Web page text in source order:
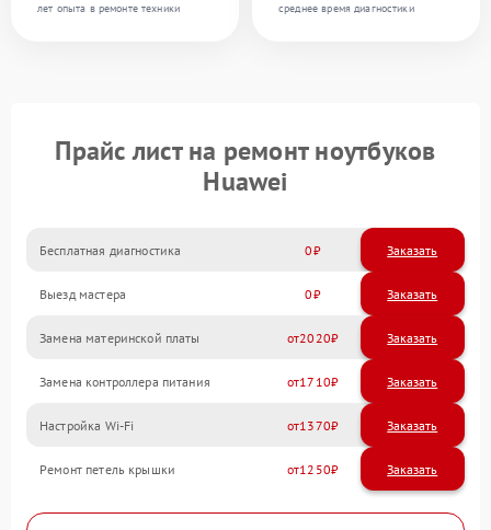
лет опыта в ремонте техники
среднее время диагностики
Прайс лист на ремонт ноутбуков
Huawei
Бесплатная диагностика 0 Заказать
Выезд мастера 0 Заказать
Замена материнской платы 2020
Замена контроллера питания 1710
Настройка Wi-Fi 1370
Ремонт петель крышки 1250